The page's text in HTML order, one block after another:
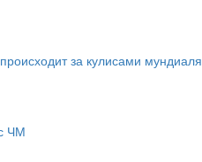
за кулисами мундиаля
ЧМ